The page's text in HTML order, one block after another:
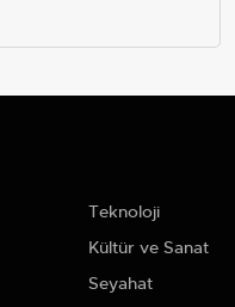
Teknoloji
Kültür ve Sanat
Seyahat